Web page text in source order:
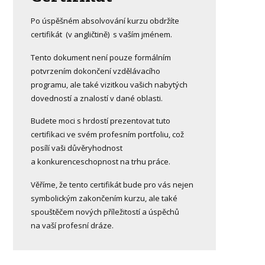
Po úspěšném absolvování kurzu obdržíte
certifikát (v angličtině) s vaším jménem.
Tento dokument není pouze formálním
potvrzením dokončení vzdělávacího
programu, ale také vizitkou vašich nabytých
dovedností a znalostí v dané oblasti.
Budete moci s hrdostí prezentovat tuto
certifikaci ve svém profesním portfoliu, což
posílí vaši důvěryhodnost
a konkurenceschopnost na trhu práce.
Věříme, že tento certifikát bude pro vás nejen
symbolickým zakončením kurzu, ale také
spouštěčem nových příležitostí a úspěchů
na vaší profesní dráze.